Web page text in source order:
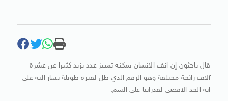
قال باحثون إن انف الانسان يمكنه تمييز عدد يزيد كثيرا عن عشرة
آلاف رائحة مختلفة وهو الرقم الذي ظل لفترة طويلة يشار اليه على
انه الحد الاقصى لقدراتنا على الشم.